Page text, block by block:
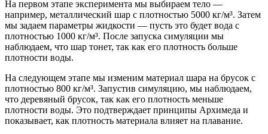
На первом этапе эксперимента мы выбираем тело —
например, металлический шар с плотностью 5000 кг/м³. Затем
мы задаем параметры жидкости — пусть это будет вода с
плотностью 1000 кг/м³. После запуска симуляции мы
наблюдаем, что шар тонет, так как его плотность больше
плотности воды.
На следующем этапе мы изменим материал шара на брусок с
плотностью 800 кг/м³. Запустив симуляцию, мы наблюдаем,
что деревяный брусок, так как его плотность меньше
плотности воды. Это подтверждает принципы Архимеда и
показывает, как плотность материала влияет на плавание.